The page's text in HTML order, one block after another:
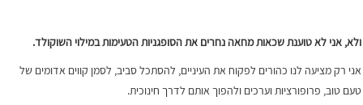
ולא, אני לא טוענת שכאות מחאה נחרים את הסופגניות הטעימות במילוי השוקולד.
אני רק מציעה לנו כהורים לפקוח את העיניים, להסתכל סביב, לסמן קווים אדומים של
טעם טוב, פרופורציות וערכים ולהפוך אותם לדרך חינוכית.